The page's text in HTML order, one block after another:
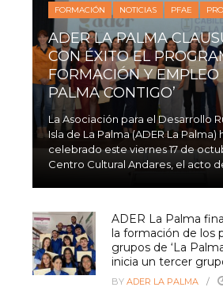
FORMACIÓN NOTICIAS PFAE
ADER LA PALMA
CON ÉXITO EL
FORMACIÓN Y EMPLEO
PALMA CONTIGO’
La Asociación para el Desarrollo
Isla de La Palma (ADER La Palma)
celebrado este viernes 17 de
Centro Cultural Andares, el acto de
ADER La Palma
la formación de los
grupos de ‘La
inicia un tercer
BY ADER LA PALMA